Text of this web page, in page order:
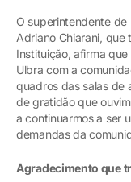
O superintendente
Adriano Chiarani,
Instituição, afirma
Ulbra com a
quadros das salas de
de gratidão que
a continuarmos a ser
demandas da
Agradecimento que